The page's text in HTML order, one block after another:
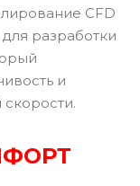
CFD
разработки
и